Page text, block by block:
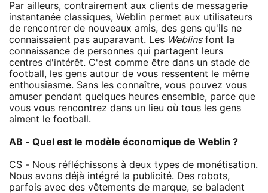
Par ailleurs, contrairement aux clients de messagerie
instantanée classiques, Weblin permet aux utilisateurs
de rencontrer de nouveaux amis, des gens qu'ils ne
connaissaient pas auparavant. Les Weblinsfont la
connaissance de personnes qui partagent leurs
centres d'intérêt. C'est comme être dans un stade de
football, les gens autour de vous ressentent le même
enthousiasme. Sans les connaître, vous pouvez vous
amuser pendant quelques heures ensemble, parce que
vous vous rencontrez dans un lieu où tous les gens
aiment le football.
AB - Quel est le modèle économique de Weblin ?
CS - Nous réfléchissons à deux types de monétisation.
Nous avons déjà intégré la publicité. Des robots,
parfois avec des vêtements de marque, se baladent